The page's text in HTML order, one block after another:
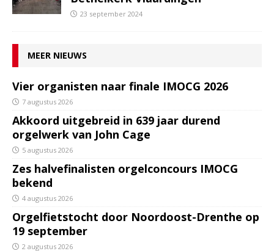
23 september 2024
MEER NIEUWS
Vier organisten naar finale IMOCG 2026
7 augustus 2026
Akkoord uitgebreid in 639 jaar durend
orgelwerk van John Cage
5 augustus 2026
Zes halvefinalisten orgelconcours IMOCG
bekend
4 augustus 2026
Orgelfietstocht door Noordoost-Drenthe op
19 september
2 augustus 2026